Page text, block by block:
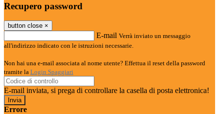
Recupero password
button close ×
E-mail Verrà inviato un messaggio
all'indirizzo indicato con le istruzioni necessarie.
Non hai una e-mail associata al nome utente? Effettua il reset della password
tramite la Login Spaggiari
E-mail inviata, si prega di controllare la casella di posta elettronica!
Errore